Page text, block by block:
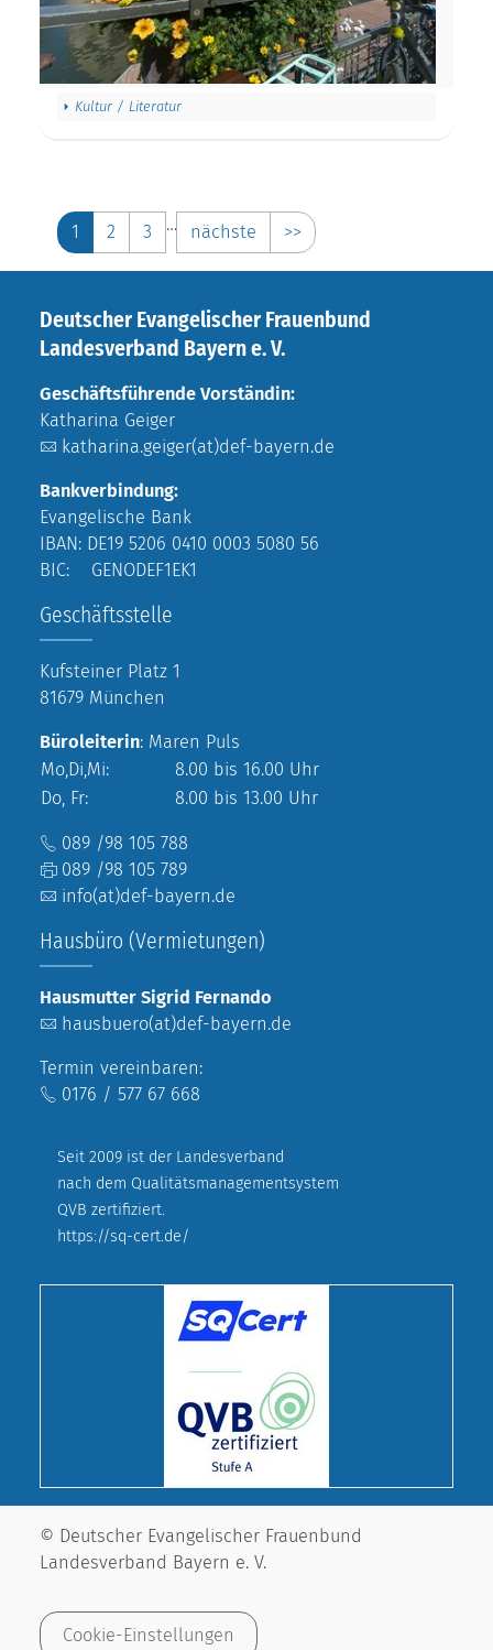
Kultur / Literatur
1 2 3 … nächste >>
Deutscher Evangelischer Frauenbund
Landesverband Bayern e. V.
Geschäftsführende Vorständin:
Katharina Geiger
katharina.geiger(at)def-bayern.de
Bankverbindung:
Evangelische Bank
IBAN: DE19 5206 0410 0003 5080 56
BIC: GENODEF1EK1
Geschäftsstelle
Kufsteiner Platz 1
81679 München
Büroleiterin: Maren Puls
Mo,Di,Mi:
8.00 bis 16.00 Uhr
Do, Fr:
8.00 bis 13.00 Uhr
089 /98 105 788
089 /98 105 789
info(at)def-bayern.de
Hausbüro (Vermietungen)
Hausmutter Sigrid Fernando
hausbuero(at)def-bayern.de
Termin vereinbaren:
0176 / 577 67 668
Seit 2009 ist der Landesverband
nach dem Qualitätsmanagementsystem
QVB zertifiziert.
https://sq-cert.de/
© Deutscher Evangelischer Frauenbund
Landesverband Bayern e. V.
Cookie-Einstellungen